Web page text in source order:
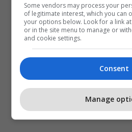
Jose Mourinho Real Madrid
Some vendors may process your
of legitimate interest, which you can
your options below. Look for a link
or in the site menu to manage or
and cookie settings.
Consent
Manage